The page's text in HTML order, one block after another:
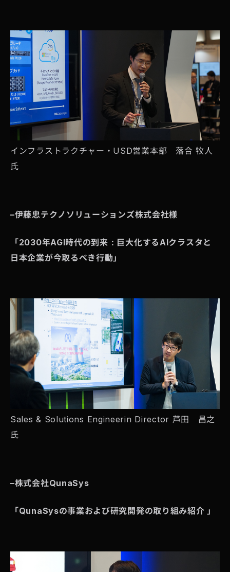
インフラストラクチャー・USD営業本部 落合 牧人
氏
–伊藤忠テクノソリューションズ株式会社様
「2030年AGI時代の到来：巨大化するAIクラスタと
日本企業が今取るべき行動」
Sales & Solutions Engineerin Director 芦田 昌之
氏
–株式会社QunaSys
「QunaSysの事業および研究開発の取り組み紹介 」